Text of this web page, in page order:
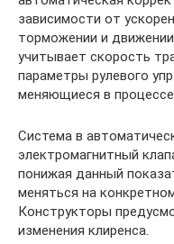
зависимости от
торможении и
учитывает скорость
параметры рулевого
меняющиеся в
Система в
электромагнитный
понижая данный
меняться на
Конструкторы
изменения клиренса.